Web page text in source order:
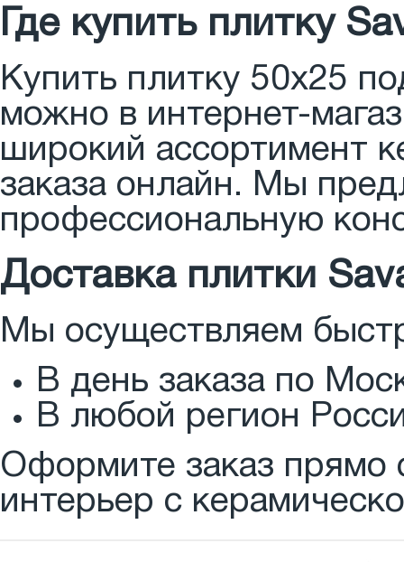
Где купить плитку
Купить плитку 50x25
можно в интернет-
широкий ассортимент
заказа онлайн. Мы
профессиональную
Доставка плитки
Мы осуществляем
В день заказа по
В любой регион
Оформите заказ прямо
интерьер с